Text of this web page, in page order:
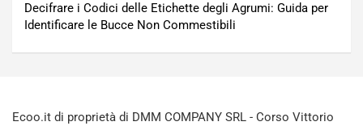
Decifrare i Codici delle Etichette degli Agrumi: Guida per
Identificare le Bucce Non Commestibili
Ecoo.it di proprietà di DMM COMPANY SRL - Corso Vittorio